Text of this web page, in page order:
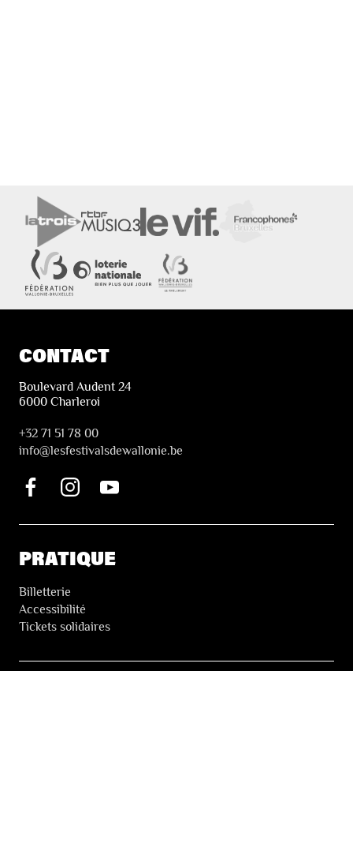
CONTACT
Boulevard Audent 24
6000 Charleroi
+32 71 51 78 00
info@lesfestivalsdewallonie.be
PRATIQUE
Billetterie
Accessibilité
Tickets solidaires